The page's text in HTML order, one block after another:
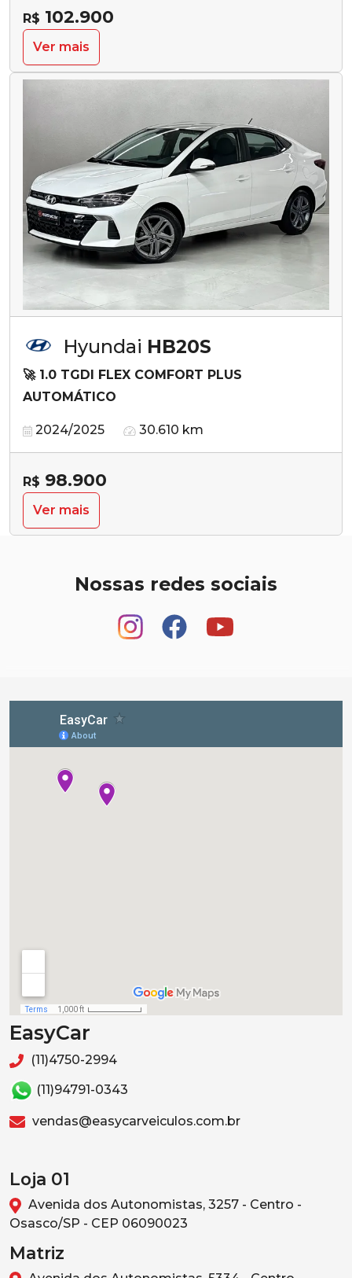
R$ 102.900
Ver mais
Hyundai HB20S
🚀 1.0 TGDI FLEX COMFORT PLUS
AUTOMÁTICO
2024/2025 30.610 km
R$ 98.900
Ver mais
Nossas redes sociais
EasyCar
(11)4750-2994
(11)94791-0343
vendas@easycarveiculos.com.br
Loja 01
Avenida dos Autonomistas, 3257 - Centro -
Osasco/SP - CEP 06090023
Matriz